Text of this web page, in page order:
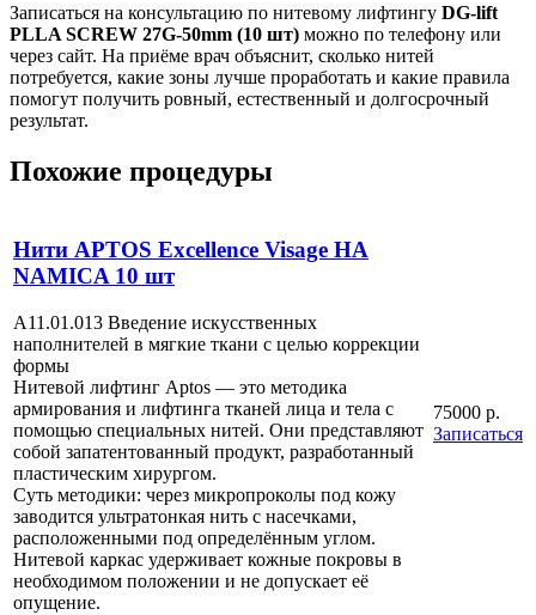
Записаться на консультацию по нитевому лифтингу DG-lift
PLLA SCREW 27G-50mm (10 шт) можно по телефону или
через сайт. На приёме врач объяснит, сколько нитей
потребуется, какие зоны лучше проработать и какие правила
помогут получить ровный, естественный и долгосрочный
результат.
Похожие процедуры
Нити APTOS Excellence Visage HA
NAMICA 10 шт
A11.01.013 Введение искусственных
наполнителей в мягкие ткани с целью коррекции
формы
Нитевой лифтинг Aptos — это методика
армирования и лифтинга тканей лица и тела с
помощью специальных нитей. Они представляют
собой запатентованный продукт, разработанный
пластическим хирургом.
Суть методики: через микропроколы под кожу
заводится ультратонкая нить с насечками,
расположенными под определённым углом.
Нитевой каркас удерживает кожные покровы в
необходимом положении и не допускает её
опущение.
75000 р.
Записаться